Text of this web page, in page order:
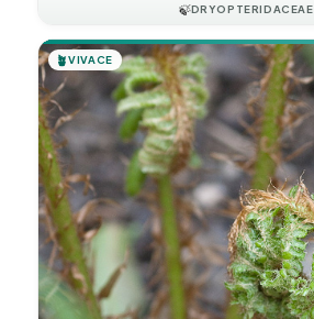
🍃DRYOPTERIDACEAE
🪴VIVACE